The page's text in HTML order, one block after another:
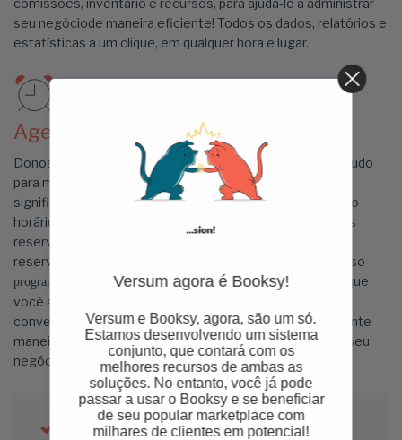
comissões, inventário e recursos, para ajudá-lo a administrar
seu negóciode maneira eficiente! Todos os dados, relatórios e
estatísticas a um clique, em qualquer hora e lugar.
Agendamento online 24h por dia
Donos de clínicas de estética, sobrecarregados, fazem tudo
para manter os clientes satisfeitos, mesmo que isso
signifique atender chamadas para anotar reservas fora do
horário de trabalho. Em vez de gerenciar manualmente as
reservas dos clientes, tenha uma agenda online e faça
reservas por meio de um site gratuito disponível em nosso
programa de agendamento para clínicas de estética. Ele permite que
você aceite reservas 24 horas por dia, uma grande
conveniência que seus clientes vão adorar e uma excelente
maneira de aumentar os compromissos agendados em seu
negócio.
Cadastro e histórico de clientes
Versum agora é Booksy!
Versum e Booksy, agora, são um só.
Estamos desenvolvendo um sistema
conjunto, que contará com os
melhores recursos de ambas as
soluções. No entanto, você já pode
passar a usar o Booksy e se beneficiar
de seu popular marketplace com
milhares de clientes em potencial!